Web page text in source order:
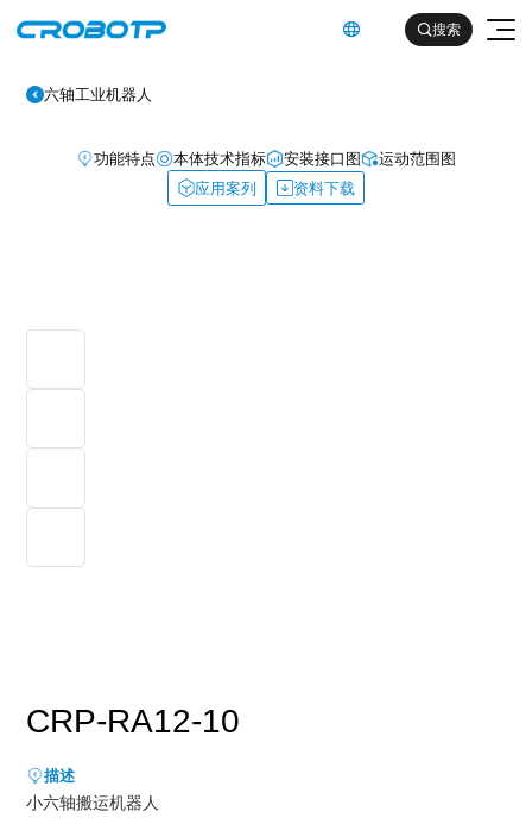
协作机器人
具身智能机器人
汽车及零部件行业
电子产品行业
服务支持
通知公告
英文 搜索
六轴工业机器人
功能特点 本体技术指标 安装接口图
运动范围图
应用案列
资料下载
CRP-RA12-10
描述
小六轴搬运机器人